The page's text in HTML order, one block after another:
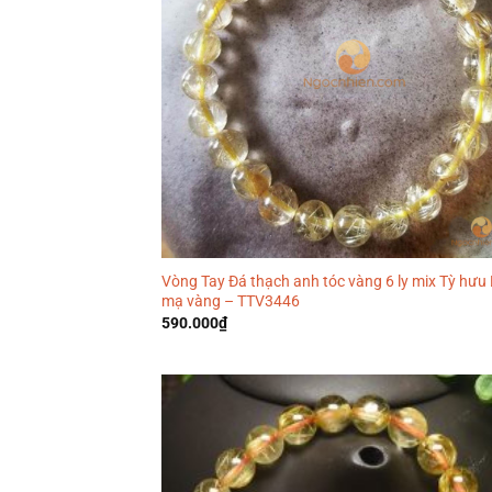
Vòng Tay Đá thạch anh tóc vàng 6 ly mix Tỳ hưu
mạ vàng – TTV3446
590.000₫